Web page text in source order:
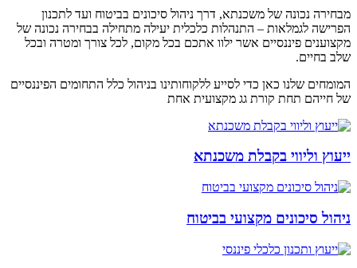
מבחירה נכונה של משכנתא, דרך ניהול סיכונים בביטוח ועד לתכנון
הפרישה לגמלאות – התנהלות כלכלית יעילה מתחילה בבחירה נכונה של
מקצוענים פיננסיים אשר ילוו אתכם בכל מקום, לכל צורך ומטרה ובכל
שלב בחיים.
המומחים שלנו כאן כדי לסייע ללקוחותינו בניהול כלל התחומים הפיננסיים
של חייהם תחת קורת גג מקצועית אחת
ייעוץ וליווי בקבלת משכנתא
ניהול סיכונים מקצועי בביטוח